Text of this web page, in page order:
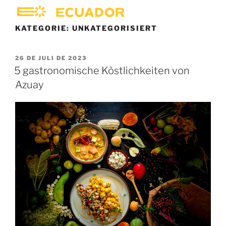
KATEGORIE: UNKATEGORISIERT
26 DE JULI DE 2023
5 gastronomische Köstlichkeiten von
Azuay